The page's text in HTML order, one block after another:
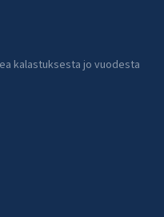
kalastuksesta jo vuodesta